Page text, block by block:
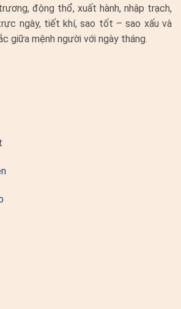
động thổ, xuất hành, nhập trạch,
ngày, tiết khí, sao tốt – sao xấu và
giữa mệnh người với ngày tháng.